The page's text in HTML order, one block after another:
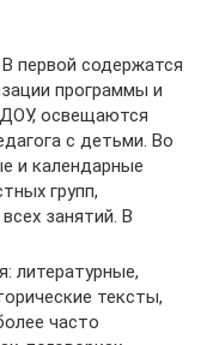
первой содержатся
программы и
освещаются
с детьми. Во
и календарные
групп,
занятий. В
литературные,
тексты,
часто